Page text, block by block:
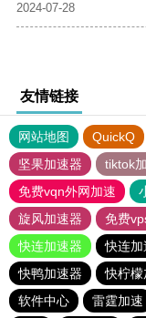
2024-07-28
友情链接
网站地图 QuickQ
坚果加速器
tiktok
免费vqn外网加速
旋风加速器
免费
快连加速器
快连加
快鸭加速器
快柠檬
软件中心
雷霆加速